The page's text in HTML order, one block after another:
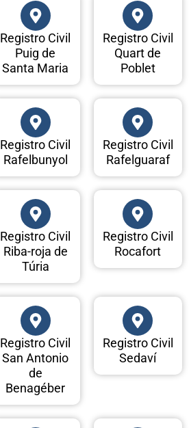
Registro Civil
Puig de
Santa Maria
Registro Civil
Quart de
Poblet
Registro Civil
Rafelbunyol
Registro Civil
Rafelguaraf
Registro Civil
Riba-roja de
Túria
Registro Civil
Rocafort
Registro Civil
San Antonio
de
Benagéber
Registro Civil
Sedaví